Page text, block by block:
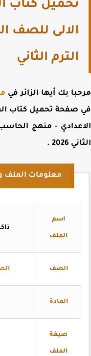
تحميل كتاب
الترم الثاني
بك أيها الزائر في
صفحةتحميل كتاب
- منهج الحاسب
2026
.
معلومات الملف
اسم
الملف
الصف الصف
المادة
صيغة
الملف